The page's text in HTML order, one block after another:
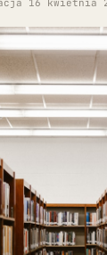
16 kwietnia